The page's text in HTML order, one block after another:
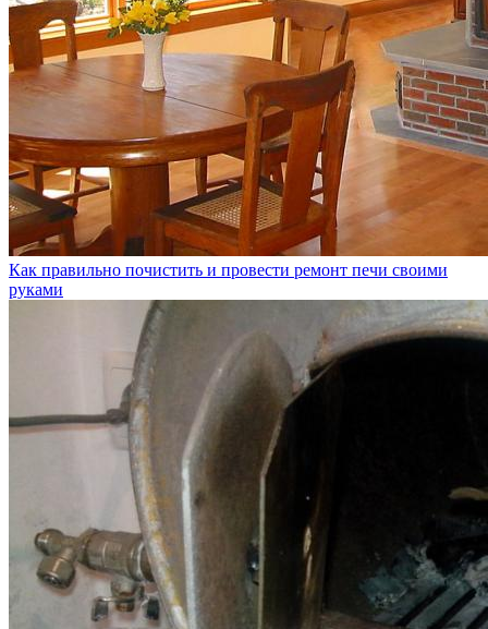
Как правильно почистить и провести ремонт печи своими
руками